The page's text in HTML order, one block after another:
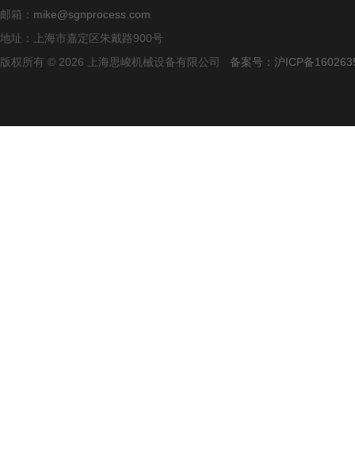
邮箱： mike@sgnprocess.com
地址：上海市嘉定区朱戴路900号
版权所有 © 2026 上海思峻机械设备有限公司 备案号：沪ICP备